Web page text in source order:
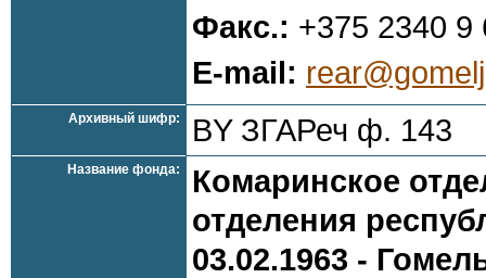
Факс.: +375 2340 9
E-mail:
Архивный шифр: BY ЗГАРеч ф. 143
Название фонда:
Комаринское
отделения
03.02.1963 -